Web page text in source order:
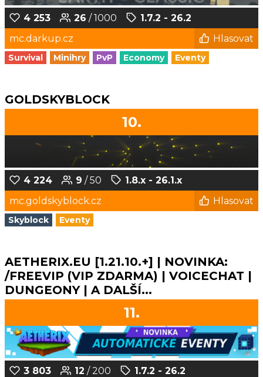
4 253 26 / 1000
1.7.2 - 26.2
mc.darkup.cz
Hlasovat
Survival Minihry PvP Economy Eventy
GOLDSKYBLOCK
10.
4 224 9 / 50
1.8.x - 26.1.x
mc.goldskyblock.cz
Hlasovat
Skyblock Eventy
AETHERIX.EU [1.21.10.+] | NOVINKA:
/FREEVIP (VIP ZDARMA) | VOICECHAT |
DUNGEONY | A DALŠÍ...
11.
3 803 12 / 200
1.7.2 - 26.2